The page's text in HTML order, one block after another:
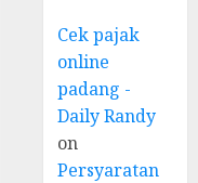
Cek pajak
online
padang -
Daily Randy
on
Persyaratan